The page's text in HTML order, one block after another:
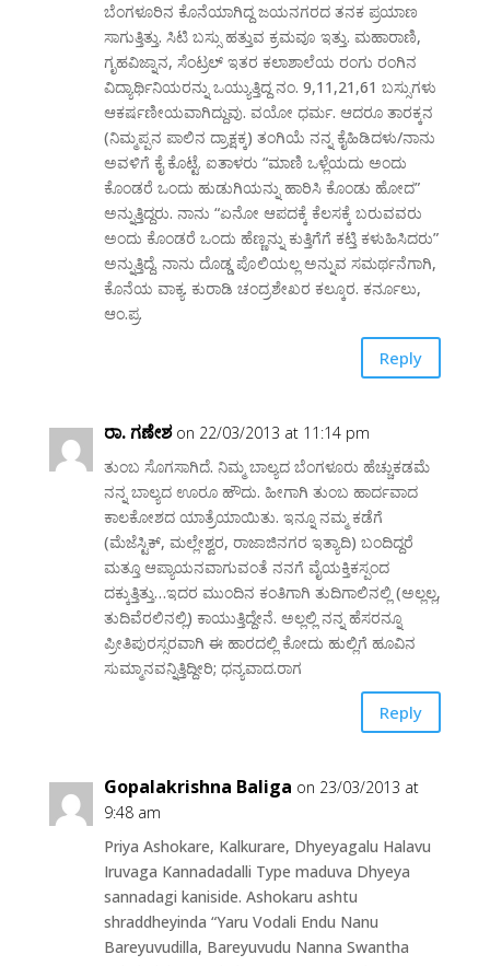
ಬೆಂಗಳೂರಿನ ಕೊನೆಯಾಗಿದ್ದ ಜಯನಗರದ ತನಕ ಪ್ರಯಾಣ
ಸಾಗುತ್ತಿತ್ತು. ಸಿಟಿ ಬಸ್ಸು ಹತ್ತುವ ಕ್ರಮವೂ ಇತ್ತು. ಮಹಾರಾಣಿ,
ಗೃಹವಿಜ್ನಾನ, ಸೆಂಟ್ರಲ್ ಇತರ ಕಲಾಶಾಲೆಯ ರಂಗು ರಂಗಿನ
ವಿದ್ಯಾರ್ಥಿನಿಯರನ್ನು ಒಯ್ಯುತ್ತಿದ್ದ ನಂ. 9,11,21,61 ಬಸ್ಸುಗಳು
ಆಕರ್ಷಣೀಯವಾಗಿದ್ದುವು. ವಯೋ ಧರ್ಮ. ಆದರೂ ತಾರಕ್ಕನ
(ನಿಮ್ಮಪ್ಪನ ಪಾಲಿನ ದ್ರಾಕ್ಷಕ್ಕ) ತಂಗಿಯೆ ನನ್ನ ಕೈಹಿಡಿದಳು/ನಾನು
ಅವಳಿಗೆ ಕೈ ಕೊಟ್ಟೆ. ಐತಾಳರು “ಮಾಣಿ ಒಳ್ಲೆಯದು ಅಂದು
ಕೊಂಡರೆ ಒಂದು ಹುಡುಗಿಯನ್ನು ಹಾರಿಸಿ ಕೊಂಡು ಹೋದ”
ಅನ್ನುತ್ತಿದ್ದರು. ನಾನು “ಏನೋ ಆಪದಕ್ಕೆ ಕೆಲಸಕ್ಕೆ ಬರುವವರು
ಅಂದು ಕೊಂಡರೆ ಒಂದು ಹೆಣ್ಣನ್ನು ಕುತ್ತಿಗೆಗೆ ಕಟ್ತಿ ಕಳುಹಿಸಿದರು”
ಅನ್ನುತ್ತಿದ್ದೆ. ನಾನು ದೊಡ್ಡ ಪೊಲಿಯಲ್ಲ ಅನ್ನುವ ಸಮರ್ಥನೆಗಾಗಿ,
ಕೊನೆಯ ವಾಕ್ಯ. ಕುರಾಡಿ ಚಂದ್ರಶೇಖರ ಕಲ್ಕೂರ. ಕರ್ನೂಲು,
ಆಂ.ಪ್ರ.
Reply
ರಾ. ಗಣೇಶ on 22/03/2013 at 11:14 pm
ತುಂಬ ಸೊಗಸಾಗಿದೆ. ನಿಮ್ಮ ಬಾಲ್ಯದ ಬೆಂಗಳೂರು ಹೆಚ್ಚುಕಡಮೆ
ನನ್ನ ಬಾಲ್ಯದ ಊರೂ ಹೌದು. ಹೀಗಾಗಿ ತುಂಬ ಹಾರ್ದವಾದ
ಕಾಲಕೋಶದ ಯಾತ್ರೆಯಾಯಿತು. ಇನ್ನೂ ನಮ್ಮ ಕಡೆಗೆ
(ಮೆಜೆಸ್ಟಿಕ್, ಮಲ್ಲೇಶ್ವರ, ರಾಜಾಜಿನಗರ ಇತ್ಯಾದಿ) ಬಂದಿದ್ದರೆ
ಮತ್ತೂ ಆಪ್ಯಾಯನವಾಗುವಂತೆ ನನಗೆ ವೈಯಕ್ತಿಕಸ್ಪಂದ
ದಕ್ಕುತ್ತಿತ್ತು…ಇದರ ಮುಂದಿನ ಕಂತಿಗಾಗಿ ತುದಿಗಾಲಿನಲ್ಲಿ (ಅಲ್ಲಲ್ಲ,
ತುದಿವೆರಲಿನಲ್ಲಿ) ಕಾಯುತ್ತಿದ್ದೇನೆ. ಅಲ್ಲಲ್ಲಿ ನನ್ನ ಹೆಸರನ್ನೂ
ಪ್ರೀತಿಪುರಸ್ಸರವಾಗಿ ಈ ಹಾರದಲ್ಲಿ ಕೋದು ಹುಲ್ಲಿಗೆ ಹೂವಿನ
ಸುಮ್ಮಾನವನ್ನಿತ್ತಿದ್ದೀರಿ; ಧನ್ಯವಾದ.ರಾಗ
Reply
Gopalakrishna Baliga on 23/03/2013 at
9:48 am
Priya Ashokare, Kalkurare, Dhyeyagalu Halavu
Iruvaga Kannadadalli Type maduva Dhyeya
sannadagi kaniside. Ashokaru ashtu
shraddheyinda “Yaru Vodali Endu Nanu
Bareyuvudilla, Bareyuvudu Nanna Swantha